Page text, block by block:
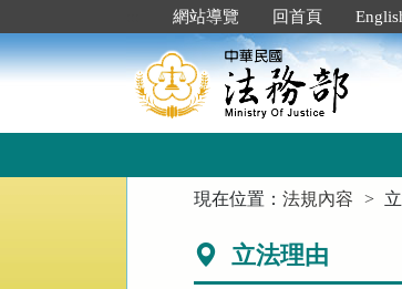
到
主
要
網站導覽 回首頁
現在位置：法規內容
立法理由